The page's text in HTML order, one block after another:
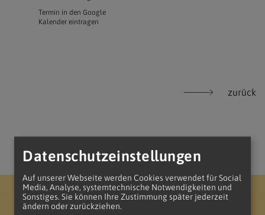
Termin in den Google
Kalender eintragen
zurück
Erzdiözese Wien Vikariat Wien-Stadt
Stadtdekanat 10
Pfarre Christus am Wienerberg
Datenschutzeinstellungen
Auf unserer Webseite werden Cookies verwendet für Social
Media, Analyse, systemtechnische Notwendigkeiten und
Sonstiges. Sie können Ihre Zustimmung später jederzeit
ändern oder zurückziehen.